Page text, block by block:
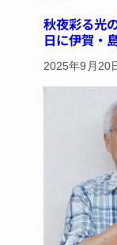
秋夜彩る
日に伊賀・
2025年9月20